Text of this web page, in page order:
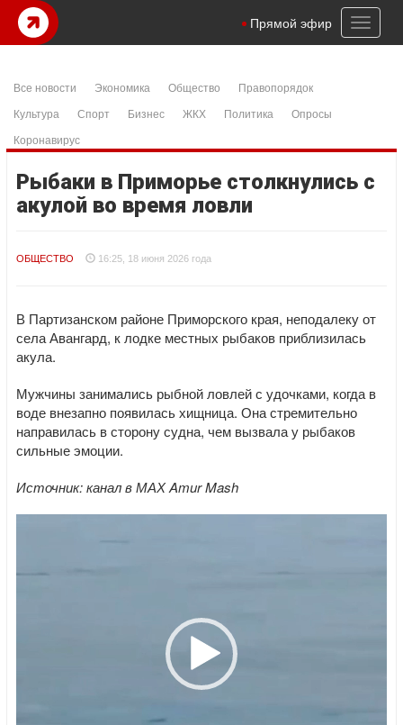
Toggle
Прямой эфир
Все новости Экономика Общество
Правопорядок
Культура
Спорт Бизнес ЖКХ Политика
Опросы
Коронавирус
Рыбаки в Приморье столкнулись с
акулой во время ловли
ОБЩЕСТВО 16:25, 18 июня 2026 года
В Партизанском районе Приморского края, неподалеку от
села Авангард, к лодке местных рыбаков приблизилась
акула.
Мужчины занимались рыбной ловлей с удочками, когда в
воде внезапно появилась хищница. Она стремительно
направилась в сторону судна, чем вызвала у рыбаков
сильные эмоции.
Источник: канал в МАХ Amur Mash